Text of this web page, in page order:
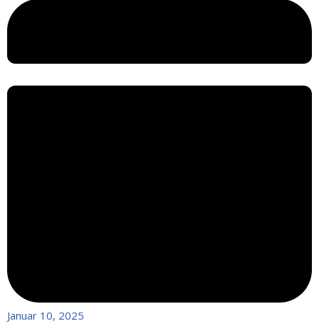
Januar 10, 2025